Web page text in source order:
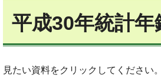
平成30年統計年
見たい資料をクリックしてください。